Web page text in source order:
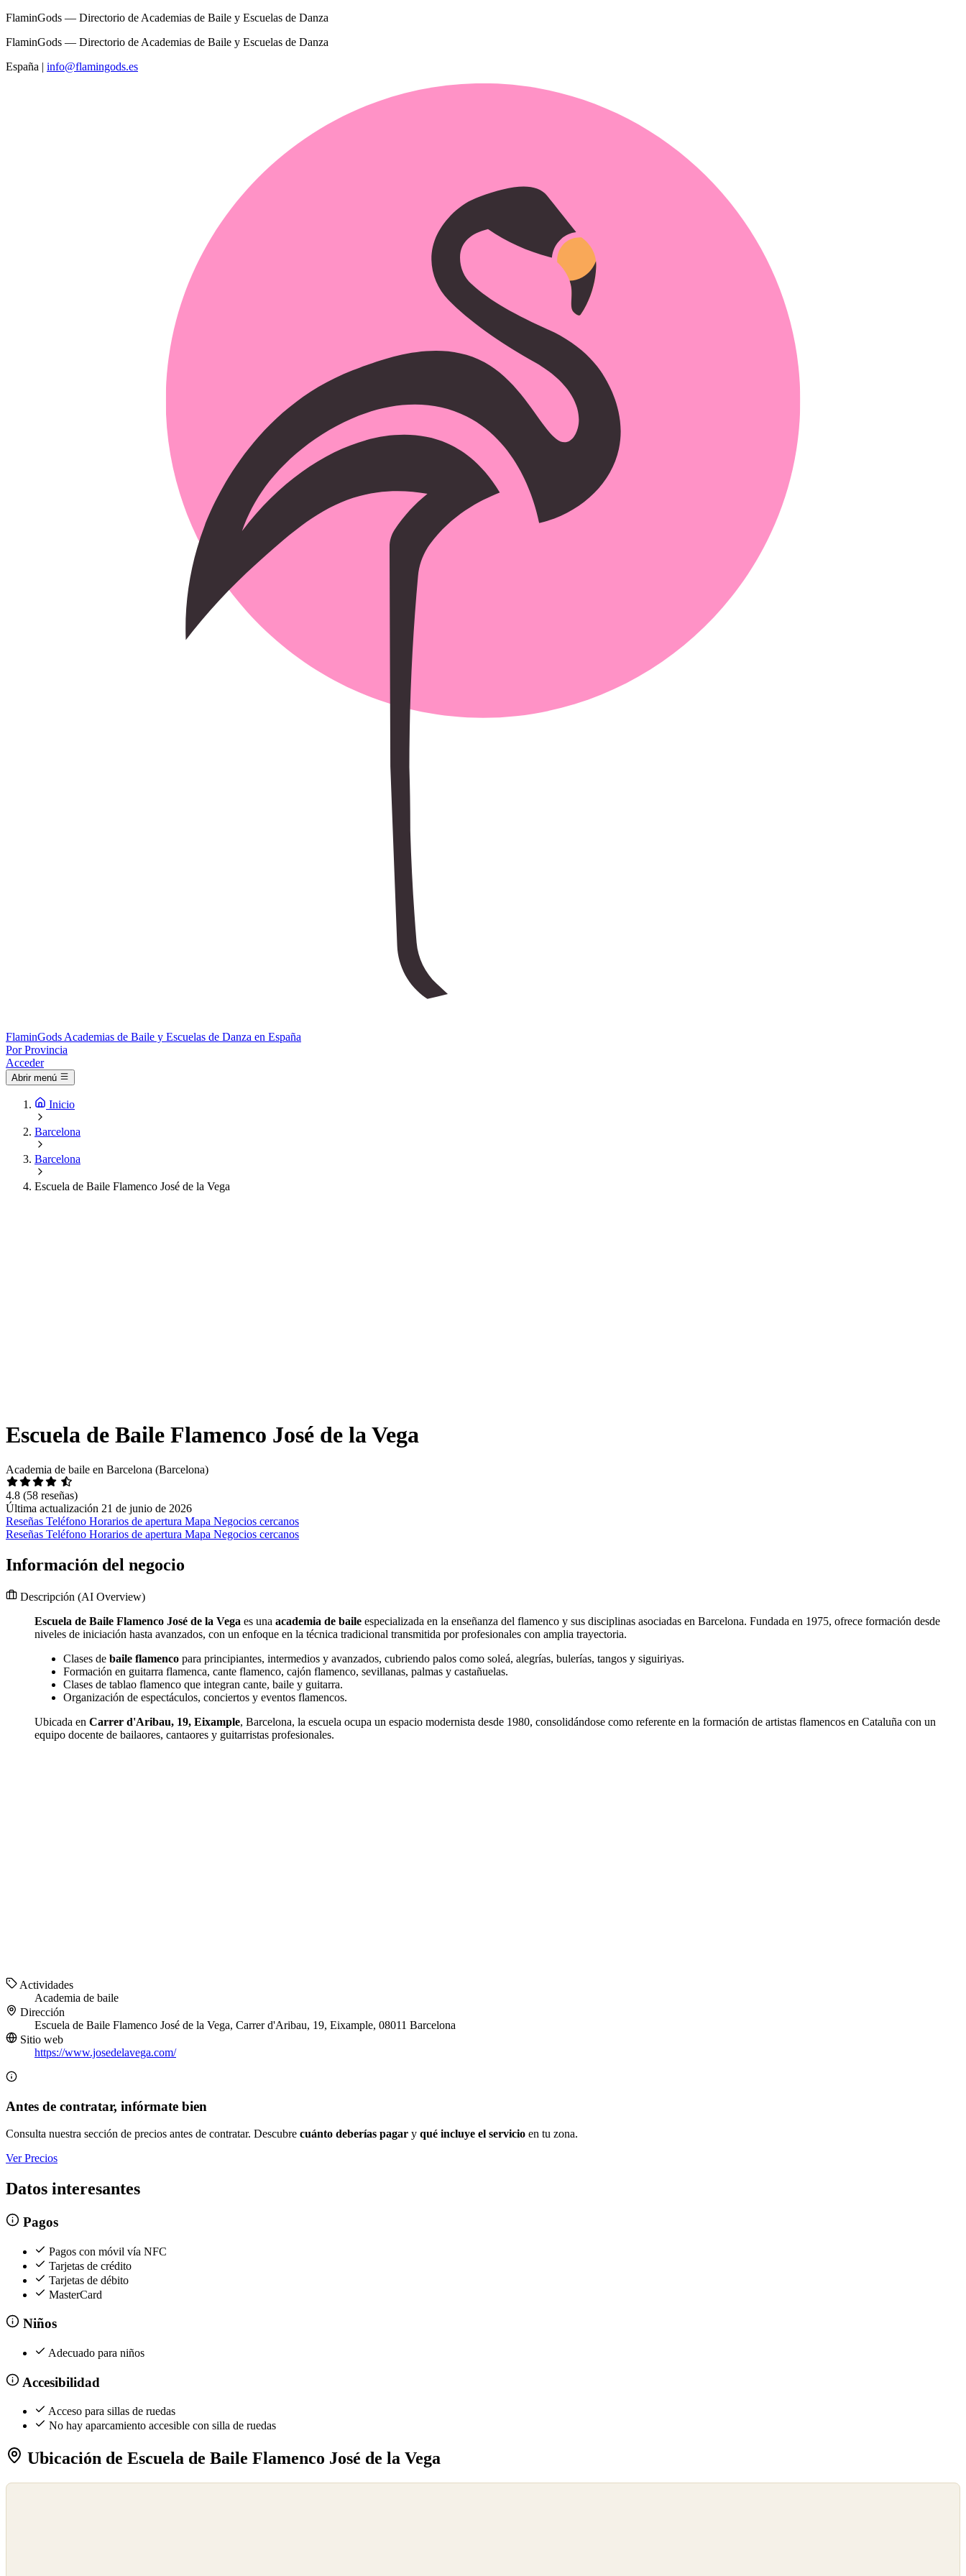
FlaminGods — Directorio de Academias de Baile y Escuelas de Danza
FlaminGods — Directorio de Academias de Baile y Escuelas de Danza
España | info@flamingods.es
FlaminGods Academias de Baile y Escuelas de Danza en España
Por Provincia
Acceder
Abrir menú
Inicio
Barcelona
Barcelona
Escuela de Baile Flamenco José de la Vega
Escuela de Baile Flamenco José de la Vega
Academia de baile en Barcelona (Barcelona)
4.8 (58 reseñas)
Última actualización 21 de junio de 2026
Reseñas Teléfono Horarios de apertura Mapa Negocios cercanos
Reseñas Teléfono Horarios de apertura Mapa Negocios cercanos
Información del negocio
Descripción (AI Overview)
Escuela de Baile Flamenco José de la Vega es una academia de baile especializada en la enseñanza del flamenco y sus disciplinas asociadas en Barcelona. Fundada en 1975, ofrece formación desde
niveles de iniciación hasta avanzados, con un enfoque en la técnica tradicional transmitida por profesionales con amplia trayectoria.
Clases de baile flamenco para principiantes, intermedios y avanzados, cubriendo palos como soleá, alegrías, bulerías, tangos y siguiriyas.
Formación en guitarra flamenca, cante flamenco, cajón flamenco, sevillanas, palmas y castañuelas.
Clases de tablao flamenco que integran cante, baile y guitarra.
Organización de espectáculos, conciertos y eventos flamencos.
Ubicada en Carrer d'Aribau, 19, Eixample, Barcelona, la escuela ocupa un espacio modernista desde 1980, consolidándose como referente en la formación de artistas flamencos en Cataluña con un
equipo docente de bailaores, cantaores y guitarristas profesionales.
Actividades
Academia de baile
Dirección
Escuela de Baile Flamenco José de la Vega, Carrer d'Aribau, 19, Eixample, 08011 Barcelona
Sitio web
https://www.josedelavega.com/
Antes de contratar, infórmate bien
Consulta nuestra sección de precios antes de contratar. Descubre cuánto deberías pagar y qué incluye el servicio en tu zona.
Ver Precios
Datos interesantes
Pagos
Pagos con móvil vía NFC
Tarjetas de crédito
Tarjetas de débito
MasterCard
Niños
Adecuado para niños
Accesibilidad
Acceso para sillas de ruedas
No hay aparcamiento accesible con silla de ruedas
Ubicación de Escuela de Baile Flamenco José de la Vega